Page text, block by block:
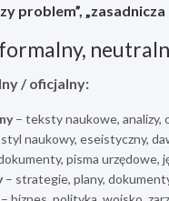
problem”, „zasadnicza
/ oficjalny:
– teksty naukowe, analizy,
naukowy, eseistyczny,
pisma urzędowe,
– strategie, plany,